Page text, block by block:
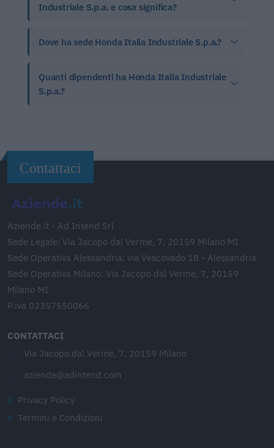
Industriale S.p.a. e cosa significa?
Dove ha sede Honda Italia Industriale S.p.a.?
Quanti dipendenti ha Honda Italia Industriale
S.p.a.?
Contattaci
Aziende.it - Ad Intend Srl
Sede Legale: Via Jacopo dal Verme, 7, 20159 Milano MI
Sede Operativa Alessandria: via Vescovado 18 - Alessandria
Sede Operativa Milano: Via Jacopo dal Verme, 7, 20159
Milano MI
P.iva 02357550066
CONTATTACI
Via Jacopo dal Verme, 7, 20159 Milano
aziende@adintend.com
Privacy Policy
Termini e Condizioni